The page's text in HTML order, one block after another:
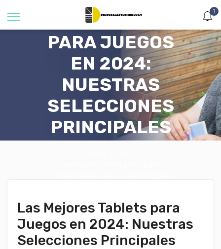
3
TABLETS
PARA JUEGOS
EN 2024:
NUESTRAS
SELECCIONES
PRINCIPALES
Las Mejores Tablets para
Juegos en 2024: Nuestras
Selecciones Principales